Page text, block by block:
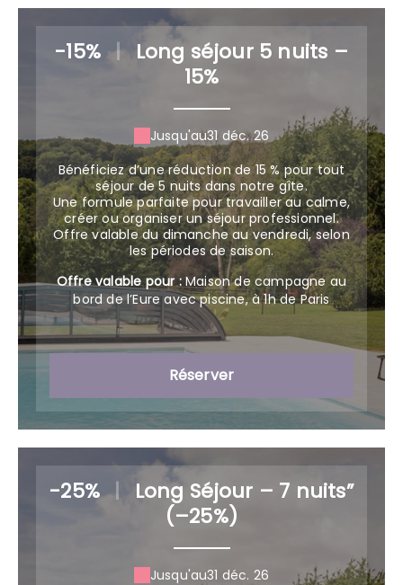
-15% | Long séjour 5 nuits –
15%
Jusqu'au31 déc. 26
Bénéficiez d’une réduction de 15 % pour tout
séjour de 5 nuits dans notre gîte.
Une formule parfaite pour travailler au calme,
créer ou organiser un séjour professionnel.
Offre valable du dimanche au vendredi, selon
les périodes de saison.
Offre valable pour : Maison de campagne au
bord de l’Eure avec piscine, à 1h de Paris
Réserver
-25% |
Long Séjour – 7 nuits”
(–25%)
Jusqu'au31 déc. 26